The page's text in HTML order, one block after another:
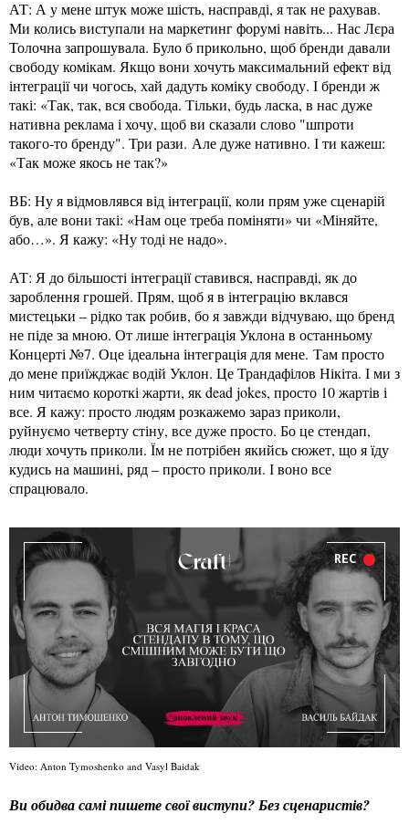
АТ: А у мене штук може шість, насправді, я так не рахував.
Ми колись виступали на маркетинг форумі навіть... Нас Лєра
Толочна запрошувала. Було б прикольно, щоб бренди давали
свободу комікам. Якщо вони хочуть максимальний ефект від
інтеграції чи чогось, хай дадуть коміку свободу. І бренди ж
такі: «Так, так, вся свобода. Тільки, будь ласка, в нас дуже
нативна реклама і хочу, щоб ви сказали слово "шпроти
такого-то бренду". Три рази. Але дуже нативно. І ти кажеш:
«Так може якось не так?»
ВБ: Ну я відмовлявся від інтеграції, коли прям уже сценарій
був, але вони такі: «Нам оце треба поміняти» чи «Міняйте,
або…». Я кажу: «Ну тоді не надо».
АТ: Я до більшості інтеграції ставився, насправді, як до
зароблення грошей. Прям, щоб я в інтеграцію вклався
мистецьки – рідко так робив, бо я завжди відчуваю, що бренд
не піде за мною. От лише інтеграція Уклона в останньому
Концерті №7. Оце ідеальна інтеграція для мене. Там просто
до мене приїжджає водій Уклон. Це Трандафілов Нікіта. І ми з
ним читаємо короткі жарти, як dead jokes, просто 10 жартів і
все. Я кажу: просто людям розкажемо зараз приколи,
руйнуємо четверту стіну, все дуже просто. Бо це стендап,
люди хочуть приколи. Їм не потрібен якийсь сюжет, що я їду
кудись на машині, ряд – просто приколи. І воно все
спрацювало.
REC
Video: Anton Tymoshenko and Vasyl Baidak
Ви обидва самі пишете свої виступи? Без сценаристів?